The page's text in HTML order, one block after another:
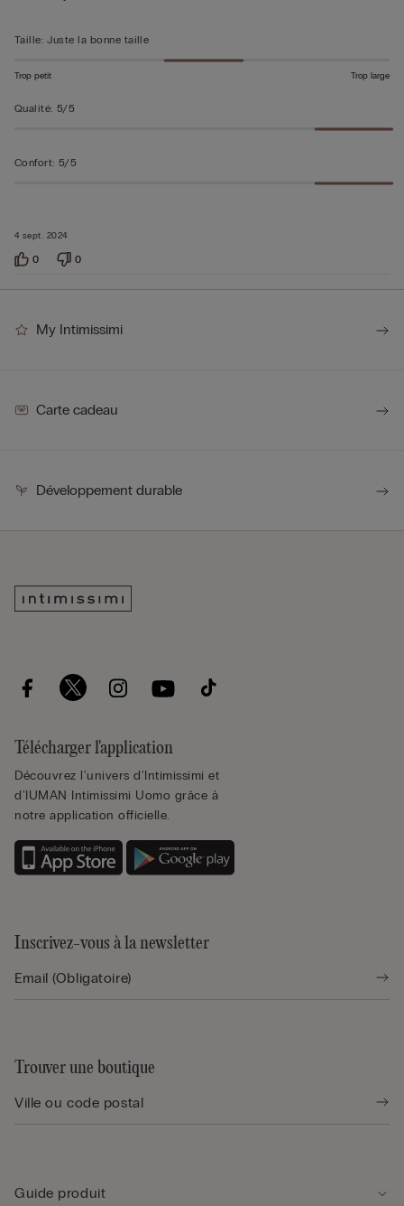
4 sept. 2024
Taille: Juste la bonne taille
Trop petit Trop large
Qualité: 5/5
Confort: 5/5
0 0
My Intimissimi
Carte cadeau
Développement durable
Télécharger l'application
Découvrez l'univers d'Intimissimi et
d'IUMAN Intimissimi Uomo grâce à
notre application officielle.
Inscrivez-vous à la newsletter
Trouver une boutique
Guide produit